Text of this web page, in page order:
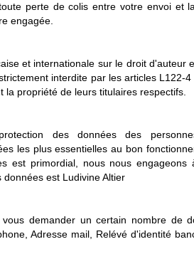
perte de colis entre votre envoi et
engagée.
et internationale sur le droit d'auteur
interdite par les articles L122-
propriété de leurs titulaires respectifs.
des données des
les plus essentielles au bon
est primordial, nous nous engageons
est Ludivine Altier
demander un certain nombre de
Adresse mail, Relévé d'identité